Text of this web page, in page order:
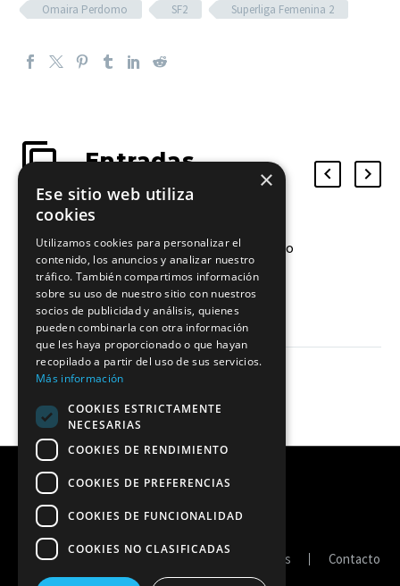
Omaira Perdomo
SF2 Superliga Femenina 2
Entradas
relacionadas
Dania González, quinto refuerzo
aurinegro
16 Ago 2020
Portal de transparencia Política de cookies Contacto
×
Ese sitio web utiliza
cookies
Utilizamos cookies para personalizar el
contenido, los anuncios y analizar nuestro
tráfico. También compartimos información
sobre su uso de nuestro sitio con nuestros
socios de publicidad y análisis, quienes
pueden combinarla con otra información
que les haya proporcionado o que hayan
recopilado a partir del uso de sus servicios.
Más información
COOKIES ESTRICTAMENTE
NECESARIAS
COOKIES DE RENDIMIENTO
COOKIES DE PREFERENCIAS
COOKIES DE FUNCIONALIDAD
COOKIES NO CLASIFICADAS